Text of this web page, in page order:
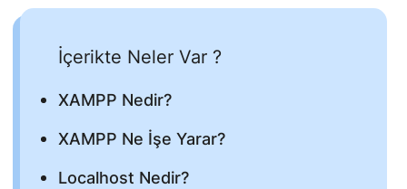
İçerikte Neler Var ?
XAMPP Nedir?
XAMPP Ne İşe Yarar?
Localhost Nedir?